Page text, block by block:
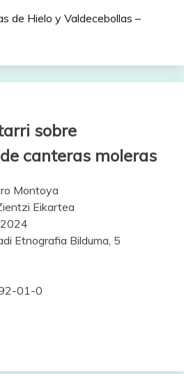
de Hielo y Valdecebollas –
sobre
canteras moleras
Montoya
Eikartea
Etnografia Bilduma, 5
01-0